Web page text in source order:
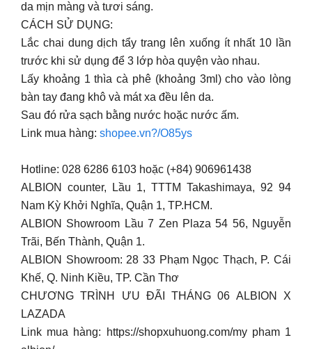
da mịn màng và tươi sáng.
CÁCH SỬ DỤNG:
Lắc chai dung dịch tẩy trang lên xuống ít nhất 10 lần
trước khi sử dụng để 3 lớp hòa quyện vào nhau.
Lấy khoảng 1 thìa cà phê (khoảng 3ml) cho vào lòng
bàn tay đang khô và mát xa đều lên da.
Sau đó rửa sạch bằng nước hoặc nước ấm.
Link mua hàng: shopee.vn?/O85ys
Hotline: 028 6286 6103 hoặc (+84) 906961438
ALBION counter, Lầu 1, TTTM Takashimaya, 92 94
Nam Kỳ Khởi Nghĩa, Quận 1, TP.HCM.
ALBION Showroom Lầu 7 Zen Plaza 54 56, Nguyễn
Trãi, Bến Thành, Quận 1.
ALBION Showroom: 28 33 Phạm Ngọc Thạch, P. Cái
Khế, Q. Ninh Kiều, TP. Cần Thơ
CHƯƠNG TRÌNH ƯU ĐÃI THÁNG 06 ALBION X
LAZADA
Link mua hàng: https://shopxuhuong.com/my pham 1